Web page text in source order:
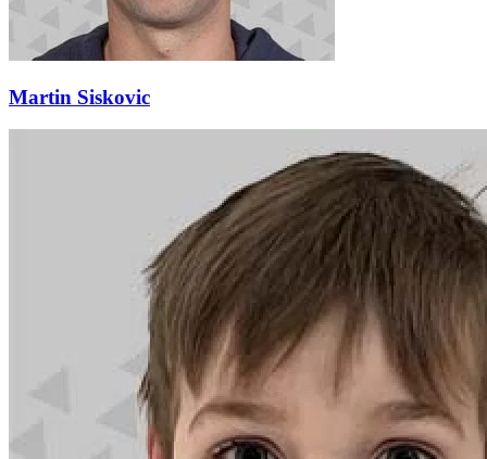
Martin Siskovic